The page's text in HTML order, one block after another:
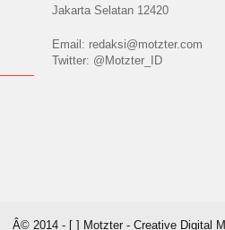
Jakarta Selatan 12420
Email: redaksi@motzter.com
Twitter: @Motzter_ID
Â© 2014 - [ ] Motzter - Creative Digital